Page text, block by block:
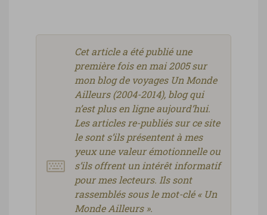
Cet article a été publié une
première fois en mai 2005 sur
mon blog de voyages Un Monde
Ailleurs (2004-2014), blog qui
n’est plus en ligne aujourd’hui.
Les articles re-publiés sur ce site
le sont s’ils présentent à mes
yeux une valeur émotionnelle ou
s’ils offrent un intérêt informatif
pour mes lecteurs. Ils sont
rassemblés sous le mot-clé « Un
Monde Ailleurs ».